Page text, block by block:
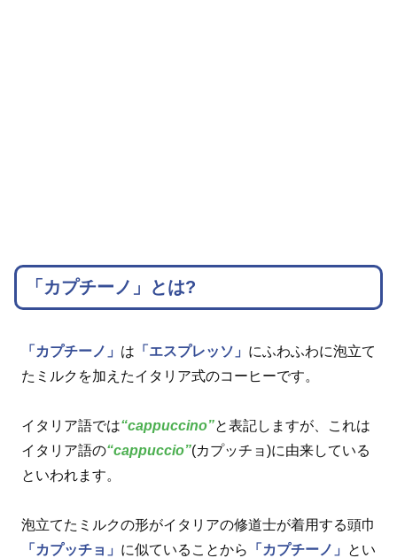
「カプチーノ」とは?
「カプチーノ」 は 「エスプレッソ」 にふわふわに泡立て
たミルクを加えたイタリア式のコーヒーです。
イタリア語では“cappuccino”と表記しますが、これは
イタリア語の“cappuccio”(カプッチョ)に由来している
といわれます。
泡立てたミルクの形がイタリアの修道士が着用する頭巾
「カプッチョ」 に似ていることから 「カプチーノ」
とい